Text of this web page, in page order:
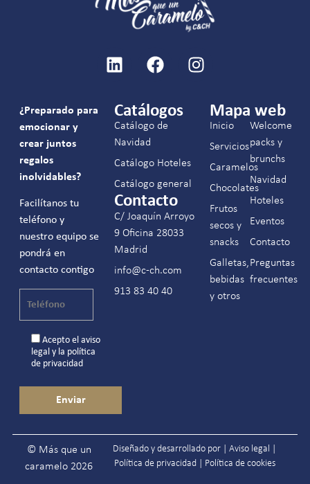
¿Preparado para
emocionar y
crear juntos
regalos
inolvidables?
Facilítanos tu
teléfono y
nuestro equipo se
pondrá en
contacto contigo
Acepto el aviso
legaly la política
de privacidad
Catálogos
Catálogo de
Navidad
Catálogo Hoteles
Catálogo general
Contacto
C/ Joaquín Arroyo
9 Oficina 28033
Madrid
info@c-ch.com
913 83 40 40
Mapa web
Inicio
Servicios
Caramelos
Chocolates
Frutos
secos y
snacks
Galletas,
bebidas
y otros
Welcome
packs y
brunchs
Navidad
Hoteles
Eventos
Contacto
Preguntas
frecuentes
© Más que un
caramelo 2026
Diseñado y desarrollado por |Aviso legal
Política de privacidad| Política de cookies